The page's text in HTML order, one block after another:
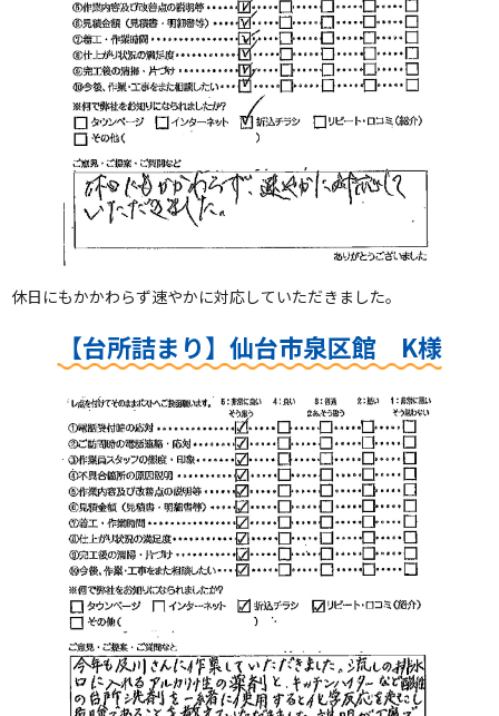
休日にもかかわらず速やかに対応していただきました。
【台所詰まり】仙台市泉区館 K様